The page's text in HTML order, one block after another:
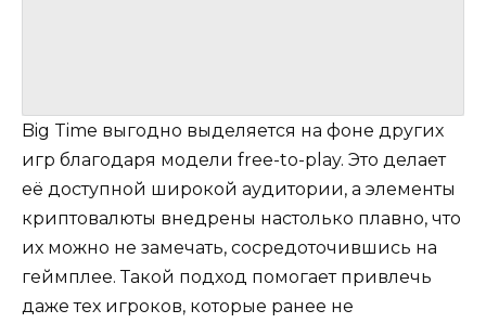
Big Time выгодно выделяется на фоне других
игр благодаря модели free-to-play. Это делает
её доступной широкой аудитории, а элементы
криптовалюты внедрены настолько плавно, что
их можно не замечать, сосредоточившись на
геймплее. Такой подход помогает привлечь
даже тех игроков, которые ранее не